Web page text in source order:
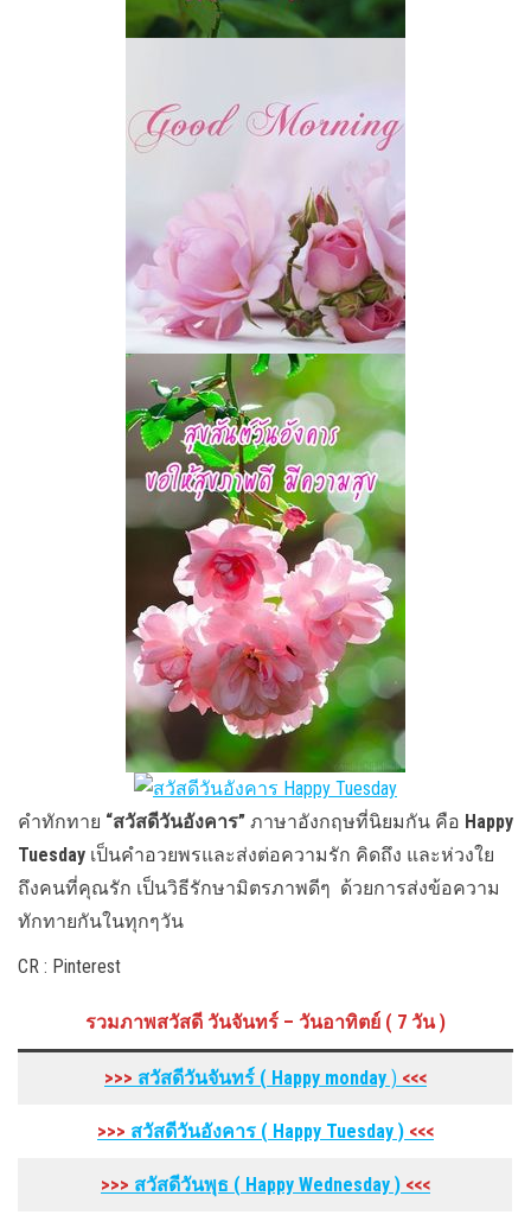
คำทักทาย “สวัสดีวันอังคาร” ภาษาอังกฤษที่นิยมกัน คือ Happy
Tuesday เป็นคำอวยพรและส่งต่อความรัก คิดถึง และห่วงใย
ถึงคนที่คุณรัก เป็นวิธีรักษามิตรภาพดีๆ ด้วยการส่งข้อความ
ทักทายกันในทุกๆวัน
CR : Pinterest
รวมภาพสวัสดี วันจันทร์ – วันอาทิตย์ ( 7 วัน )
>>> สวัสดีวันจันทร์ ( Happy monday ) <<<
>>> สวัสดีวันอังคาร ( Happy Tuesday ) <<<
>>> สวัสดีวันพุธ ( Happy Wednesday ) <<<